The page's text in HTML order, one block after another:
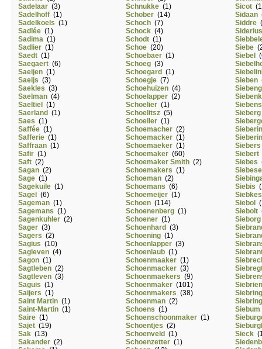
Sadelaar (3)
Sadelhoff (1)
Sadelkoels (1)
Sadïée (1)
Sadima (1)
Sadlier (1)
Saedt (1)
Saegaert (6)
Saeijen (1)
Saeijs (3)
Saekles (3)
Saelman (4)
Saeltiel
(1)
Saerland (1)
Saes (1)
Saffée (1)
Safferie (1)
Saffraan (1)
Safir (1)
Saft (2)
Sagan (2)
Sage (1)
Sagekuile (1)
Sagel
(6)
Sageman (1)
Sagemans (1)
Sagenkuhler (2)
Sager (3)
Sagers (2)
Sagius (10)
Sagleven (4)
Sagon (1)
Sagtleben (2)
Sagtleven (3)
Saguis (1)
Saijers (1)
Saint Martin (1)
Saint-Martin (1)
Saire (1)
Sajet (19)
Sak (13)
Sakander (2)
Schnukke (1)
Schober (14)
Schoch (7)
Schock (4)
Schodt (1)
Schoe (20)
Schoebaer (1)
Schoeg (3)
Schoegard (1)
Schoegje (7)
Schoehuizen (4)
Schoelapper (2)
Schoelier (1)
Schoelitsz (5)
Schoeller (1)
Schoemacher (2)
Schoemacker (1)
Schoemaeker (1)
Schoemaker (60)
Schoemaker Smith (2)
Schoemakers (1)
Schoeman (2)
Schoemans (6)
Schoemeijer (1)
Schoen (114)
Schoenenberg (1)
Schoener (1)
Schoenhard (3)
Schoening (1)
Schoenlapper (3)
Schoenlaub (1)
Schoenmaaker (1)
Schoenmacker (3)
Schoenmaekers (9)
Schoenmaker (101)
Schoenmakers (38)
Schoenman (2)
Schoens (1)
Schoenschoonmaker (1)
Schoentjes (2)
Schoenveld (1)
Schoenzetter (1)
Sicot
Sidaan
Siddre
Siderius
Siebe
Siebel
Sieben
Siebens
Sieberg
Siebers
Siebert
Siebes
Siebese
Siebis
Siebkes
Siebol
Siebolt
Sieborg
Siebring
Siebum
Sieck